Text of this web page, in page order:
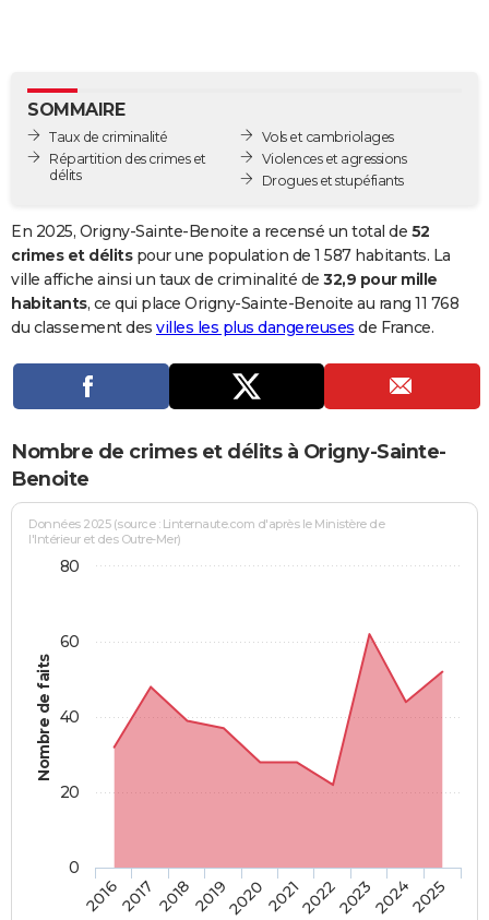
BONS PLANS
CARTE DE VOEUX
Dictionnaire
Biographies
Citations
Expressions
Proverbes
PROGRAMME TV
S'inscrire
Se connecter
Lycées
Collèges
Primaires
Universités
Entreprises
Service militaire
Avis de recherche
AVIS DE DÉCÈS
SOMMAIRE
Taux de criminalité
Répartition des crimes et
délits
Vols et cambriolages
Violences et agressions
Drogues et stupéfiants
En 2025, Origny-Sainte-Benoite a recensé un total de 52
crimes et délitspour une population de 1 587 habitants. La
ville affiche ainsi un taux de criminalité de 32,9 pour mille
habitants, ce qui place Origny-Sainte-Benoite au rang 11 768
du classement des villes les plus dangereuses de France.
Nombre de crimes et délits à Origny-Sainte-
Benoite
Nombre de faits
Données 2025 (source : Linternaute.com d'après le Ministère de
l'Intérieur et des Outre-Mer)
20162017 20182019202020212022202320242025
0
20
40
60
80